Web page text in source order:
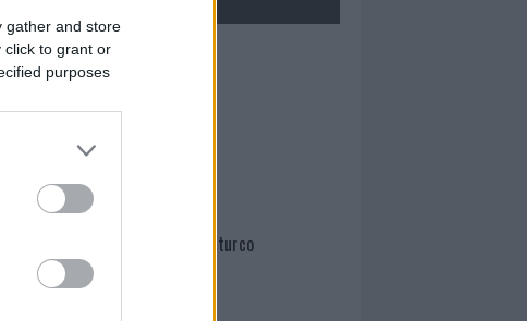
gather and store
click to grant or
purposesMario Malu
Paolo Pinna
Martina Agostina Diturco